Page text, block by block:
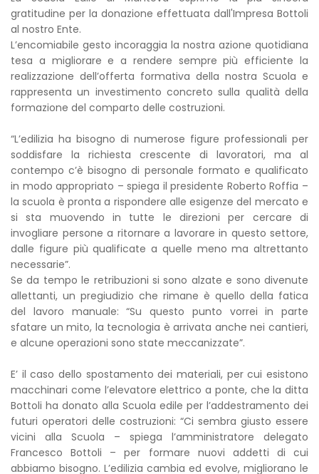
gratitudine per la donazione effettuata dall'Impresa Bottoli
al nostro Ente.
L’encomiabile gesto incoraggia la nostra azione quotidiana
tesa a migliorare e a rendere sempre più efficiente la
realizzazione dell’offerta formativa della nostra Scuola e
rappresenta un investimento concreto sulla qualità della
formazione del comparto delle costruzioni.
“L’edilizia ha bisogno di numerose figure professionali per
soddisfare la richiesta crescente di lavoratori, ma al
contempo c’è bisogno di personale formato e qualificato
in modo appropriato – spiega il presidente Roberto Roffia –
la scuola è pronta a rispondere alle esigenze del mercato e
si sta muovendo in tutte le direzioni per cercare di
invogliare persone a ritornare a lavorare in questo settore,
dalle figure più qualificate a quelle meno ma altrettanto
necessarie”.
Se da tempo le retribuzioni si sono alzate e sono divenute
allettanti, un pregiudizio che rimane è quello della fatica
del lavoro manuale: “Su questo punto vorrei in parte
sfatare un mito, la tecnologia è arrivata anche nei cantieri,
e alcune operazioni sono state meccanizzate”.
E’ il caso dello spostamento dei materiali, per cui esistono
macchinari come l’elevatore elettrico a ponte, che la ditta
Bottoli ha donato alla Scuola edile per l’addestramento dei
futuri operatori delle costruzioni: “Ci sembra giusto essere
vicini alla Scuola – spiega l’amministratore delegato
Francesco Bottoli – per formare nuovi addetti di cui
abbiamo bisogno. L’edilizia cambia ed evolve, migliorano le